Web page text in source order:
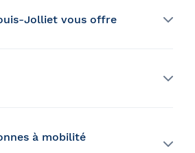
Jolliet vous offre
bord
distinctes
à mobilité